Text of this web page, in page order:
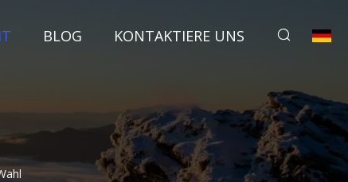
BLOG KONTAKTIERE UNS